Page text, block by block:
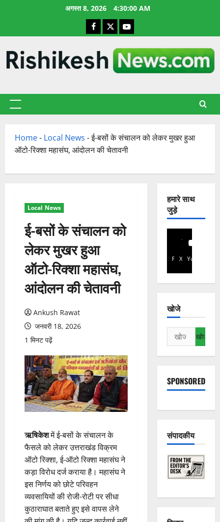
अगस्त 8, 2026 4:30:01 AM
Facebook
X YouTube
प्राथमिक
Home- Local News -ई-बसों के संचालन को लेकर मुखर हुआ
ऑटो-रिक्शा महासंघ, आंदोलन की चेतावनी
Local News
ई-बसों के संचालन को
लेकर मुखर हुआ
ऑटो-रिक्शा महासंघ,
आंदोलन की चेतावनी
Ankush Rawat
जनवरी 18, 2026
1 मिनट पढ़ें
ऋषिकेशमें ई-बसों के संचालन के
फैसले को लेकर उत्तराखंड विक्रम
ऑटो रिक्शा, ई-ऑटो रिक्शा महासंघ ने
कड़ा विरोध दर्ज कराया है। महासंघ ने
इस निर्णय को छोटे परिवहन
व्यवसायियों की रोजी-रोटी पर सीधा
कुठाराघात बताते हुए इसे वापस लेने
हमारे साथ
जुड़े
Facebook
X YouTube
खोजे
निम्न
को
खोजें:
SPONSORED
संपादकीय